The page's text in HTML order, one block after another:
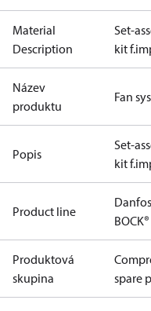
Material
Description
Set-
kit
Název
produktu
Fan
Popis
Set-
kit
Product line
BOCK®
Produktová
skupina
spare